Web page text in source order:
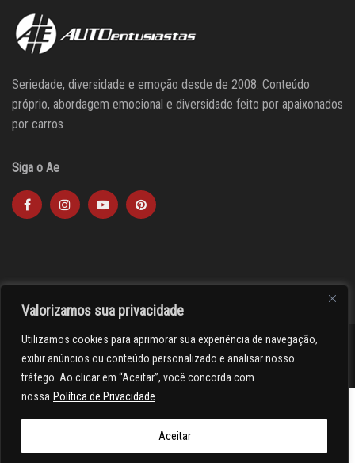
Valorizamos sua privacidade
Utilizamos cookies para aprimorar sua experiência de navegação,
exibir anúncios ou conteúdo personalizado e analisar nosso
tráfego. Ao clicar em “Aceitar”, você concorda com
nossa Política de Privacidade
Aceitar
Seriedade, diversidade e emoção desde de 2008. Conteúdo
próprio, abordagem emocional e diversidade feito por apaixonados
por carros
Siga o Ae
><(((º> 17